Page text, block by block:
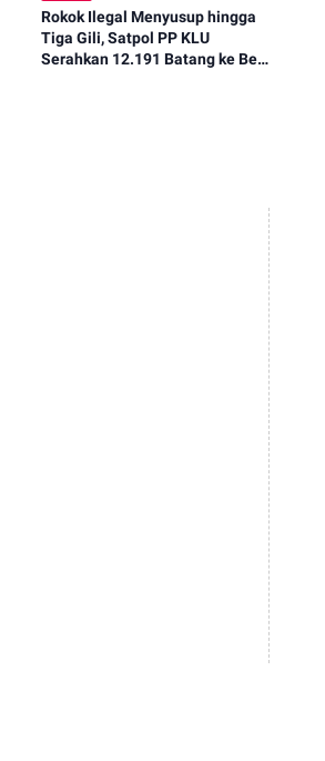
Rokok Ilegal Menyusup hingga
Tiga Gili, Satpol PP KLU
Serahkan 12.191 Batang ke Bea